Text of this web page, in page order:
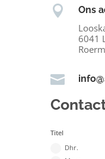
 Ons
6041

Titel
Dhr.